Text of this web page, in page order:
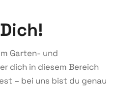
Garten- und
dich in diesem Bereich
– bei uns bist du genau